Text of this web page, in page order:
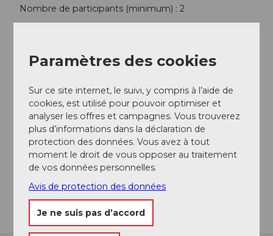
Nombre de participants (minimum) : 2
Contact
eTukTuk Luzern GmbH
St. Karlistrasse 10
6004Luzern
info@etuk.ch
Website
Instagram
Arrivée
Paramètres des cookies
Sur ce site internet, le suivi, y compris à l’aide de
cookies, est utilisé pour pouvoir optimiser et
analyser les offres et campagnes. Vous trouverez
plus d’informations dans la déclaration de
protection des données. Vous avez à tout
moment le droit de vous opposer au traitement
de vos données personnelles.
Avis de protection des données
Je ne suis pas d’accord